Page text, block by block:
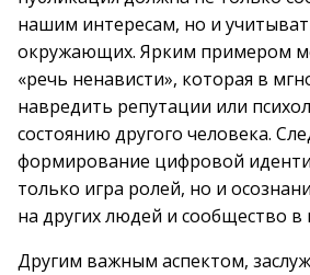
нашим интересам, но и
окружающих. Ярким примером
«речь ненависти», которая в
навредить репутации или
состоянию другого человека.
формирование цифровой
только игра ролей, но и
на других людей и сообщество в
Другим важным аспектом,